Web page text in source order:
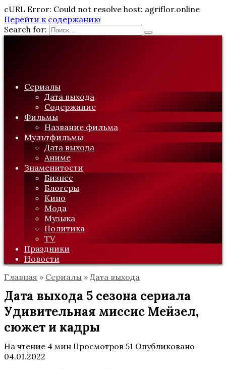
cURL Error: Could not resolve host: agriflor.online
Перейти к содержанию
Search for:
Сериалы
Дата выхода
Содержание
Фильмы
Название фильма
Мультфильмы
Дата выхода
Аниме
Знаменитости
Бизнес
Блогеры
Кино
Мода
Музыка
Политика
TV
Праздники
Новости
Главная » Сериалы » Дата выхода
Дата выхода 5 сезона сериала
Удивительная миссис Мейзел,
сюжет и кадры
На чтение 4 мин Просмотров 51 Опубликовано
04.01.2022